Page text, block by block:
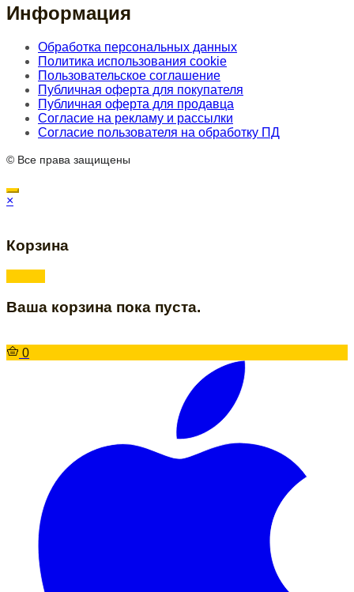
Информация
Обработка персональных данных
Политика использования cookie
Пользовательское соглашение
Публичная оферта для покупателя
Публичная оферта для продавца
Согласие на рекламу и рассылки
Согласие пользователя на обработку ПД
© Все права защищены
×
Корзина
Ваша корзина пока пуста.
0